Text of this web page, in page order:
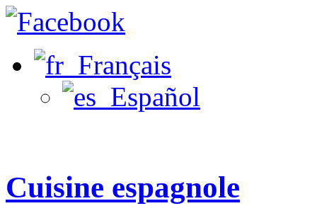
Français
Español
Cuisine espagnole